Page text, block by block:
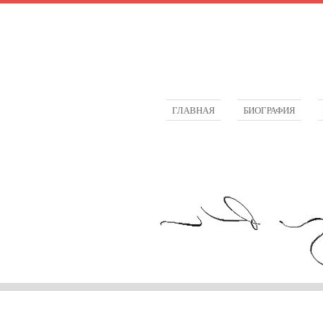
ГЛАВНАЯ БИОГРАФИЯ